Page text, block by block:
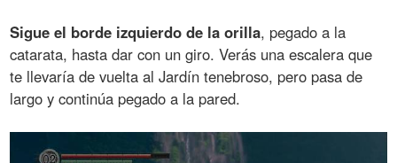
Sigue el borde izquierdo de la orilla, pegado a la
catarata, hasta dar con un giro. Verás una escalera que
te llevaría de vuelta al Jardín tenebroso, pero pasa de
largo y continúa pegado a la pared.